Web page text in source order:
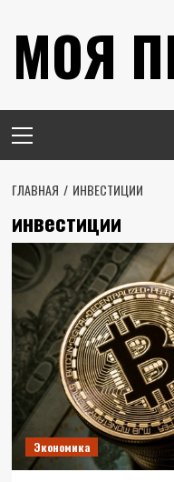
содержимому
МОЯ
меню
ГЛАВНАЯ ИНВЕСТИЦИИ
инвестиции
Экономика